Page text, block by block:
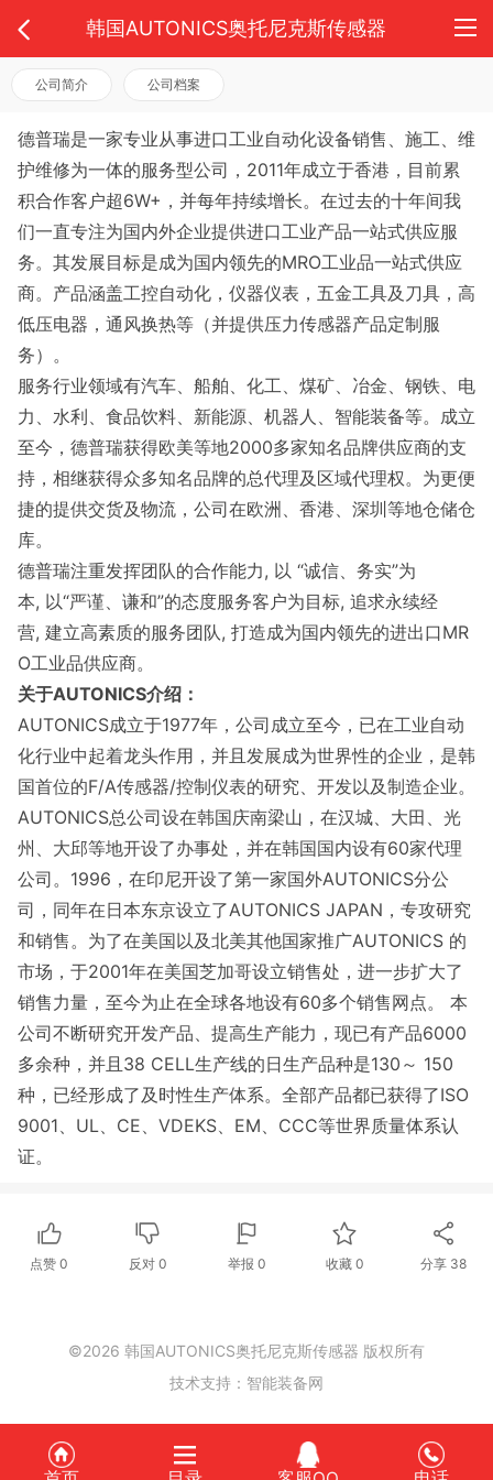
韩国AUTONICS奥托尼克斯传感器
公司简介 公司档案
德普瑞是一家专业从事进口工业自动化设备销售、施工、维
护维修为一体的服务型公司，2011年成立于香港，目前累
积合作客户超6W+，并每年持续增长。在过去的十年间我
们一直专注为国内外企业提供进口工业产品一站式供应服
务。其发展目标是成为国内领先的MRO工业品一站式供应
商。产品涵盖工控自动化，仪器仪表，五金工具及刀具，高
低压电器，通风换热等（并提供压力传感器产品定制服
务）。
服务行业领域有汽车、船舶、化工、煤矿、冶金、钢铁、电
力、水利、食品饮料、新能源、机器人、智能装备等。成立
至今，德普瑞获得欧美等地2000多家知名品牌供应商的支
持，相继获得众多知名品牌的总代理及区域代理权。为更便
捷的提供交货及物流，公司在欧洲、香港、深圳等地仓储仓
库。
德普瑞注重发挥团队的合作能力, 以 “诚信、务实”为
本, 以“严谨、谦和”的态度服务客户为目标, 追求永续经
营, 建立高素质的服务团队, 打造成为国内领先的进出口MR
O工业品供应商。
关于AUTONICS介绍：
AUTONICS成立于1977年，公司成立至今，已在工业自动
化行业中起着龙头作用，并且发展成为世界性的企业，是韩
国首位的F/A传感器/控制仪表的研究、开发以及制造企业。
AUTONICS总公司设在韩国庆南梁山，在汉城、大田、光
州、大邱等地开设了办事处，并在韩国国内设有60家代理
公司。1996，在印尼开设了第一家国外AUTONICS分公
司，同年在日本东京设立了AUTONICS JAPAN，专攻研究
和销售。为了在美国以及北美其他国家推广AUTONICS 的
市场，于2001年在美国芝加哥设立销售处，进一步扩大了
销售力量，至今为止在全球各地设有60多个销售网点。 本
公司不断研究开发产品、提高生产能力，现已有产品6000
多余种，并且38 CELL生产线的日生产品种是130～ 150
种，已经形成了及时性生产体系。全部产品都已获得了ISO
9001、UL、CE、VDEKS、EM、CCC等世界质量体系认
证。
点赞0 反对 0 举报 0 收藏 0 分享 38
©2026 韩国AUTONICS奥托尼克斯传感器 版权所有
技术支持： 智能装备网